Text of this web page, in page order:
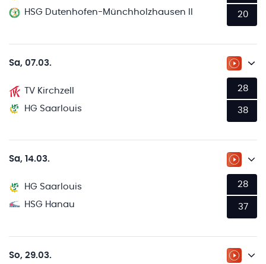
HSG Dutenhofen-Münchholzhausen II
20
Sa, 07.03. ZUM
TV Kirchzell
HG Saarlouis
28
38
Sa, 14.03. ZUM
HG Saarlouis
HSG Hanau
28
37
So, 29.03. ZUM